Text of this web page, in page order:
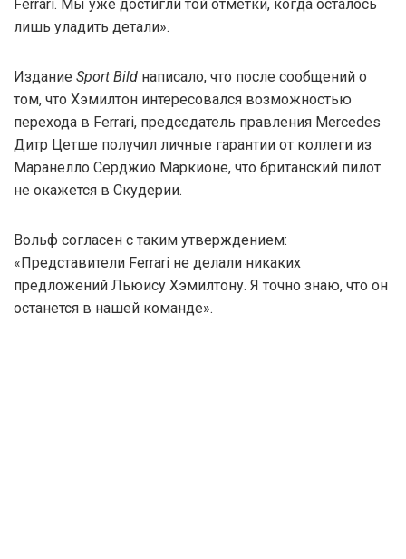
Ferrari. Мы уже достигли той отметки, когда осталось
лишь уладить детали».
Издание Sport Bild написало, что после сообщений о
том, что Хэмилтон интересовался возможностью
перехода в Ferrari, председатель правления Mercedes
Дитр Цетше получил личные гарантии от коллеги из
Маранелло Серджио Маркионе, что британский пилот
не окажется в Скудерии.
Вольф согласен с таким утверждением:
«Представители Ferrari не делали никаких
предложений Льюису Хэмилтону. Я точно знаю, что он
останется в нашей команде».